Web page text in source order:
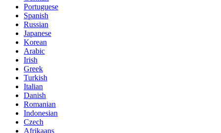
Portuguese
Spanish
Russian
Japanese
Korean
Arabic
Irish
Greek
Turkish
Italian
Danish
Romanian
Indonesian
Czech
Afrikaans